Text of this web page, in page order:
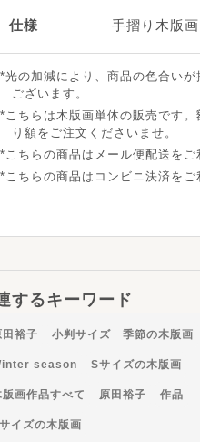
仕様 手摺り木版
光の加減により、商品の色合い
ございます。
こちらは木版画単体の販売です
り額をご注文くださいませ。
こちらの商品はメール便配送をご
こちらの商品はコンビニ決済をご
するキーワード
田裕子 小判サイズ 季節の木版画
season Sサイズの木版画
版画作品すべて 原田裕子 作品
イズの木版画